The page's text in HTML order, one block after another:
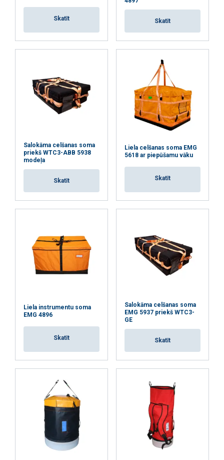
Skatīt Skatīt
Salokāma celšanas soma
priekš WTC3-ABB 5938
modeļa
Skatīt
Liela celšanas soma EMG
5618 ar piepūšamu vāku
Skatīt
Liela instrumentu soma
EMG 4896
Skatīt
Salokāma celšanas soma
EMG 5937 priekš WTC3-
GE
Skatīt